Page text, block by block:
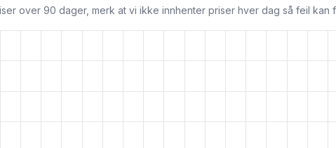
over 90 dager, merk at vi ikke innhenter priser hver dag så feil kan